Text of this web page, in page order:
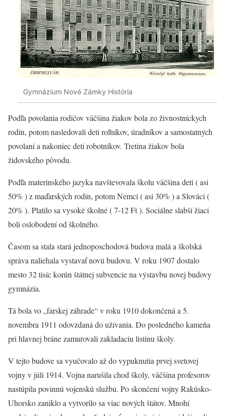
Gymnázium Nové Zámky História
Podľa povolania rodičov väčšina žiakov bola zo živnostníckych
rodín, potom nasledovali deti roľníkov, úradníkov a samostatných
povolaní a nakoniec deti robotníkov. Tretina žiakov bola
židovského pôvodu.
Podľa materinského jazyka navštevovala školu väčšina detí ( asi
50% ) z maďarských rodín, potom Nemci ( asi 30% ) a Slováci (
20% ). Platilo sa vysoké školné ( 7-12 Ft ). Sociálne slabší žiaci
boli oslobodení od školného.
Časom sa stala stará jednoposchodová budova malá a školská
správa naliehala vystavať novú budovu. V roku 1907 dostalo
mesto 32 tisíc korún štátnej subvencie na výstavbu novej budovy
gymnázia.
Tá bola vo „farskej záhrade“ v roku 1910 dokončená a 5.
novembra 1911 odovzdaná do užívania. Do posledného kameňa
pri hlavnej bráne zamurovali zakladaciu listinu školy.
V tejto budove sa vyučovalo až do vypuknutia prvej svetovej
vojny v júli 1914. Vojna narušila chod školy, väčšina profesorov
nastúpila povinnú vojenskú službu. Po skončení vojny Rakúsko-
Uhorsko zaniklo a vytvorilo sa viac nových štátov. Mnohí